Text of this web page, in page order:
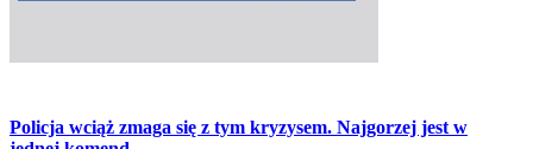
Policja wciąż zmaga się z tym kryzysem. Najgorzej jest w